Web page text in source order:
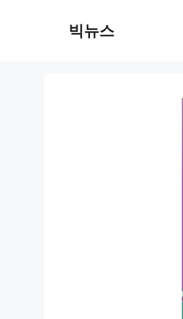
빅뉴스